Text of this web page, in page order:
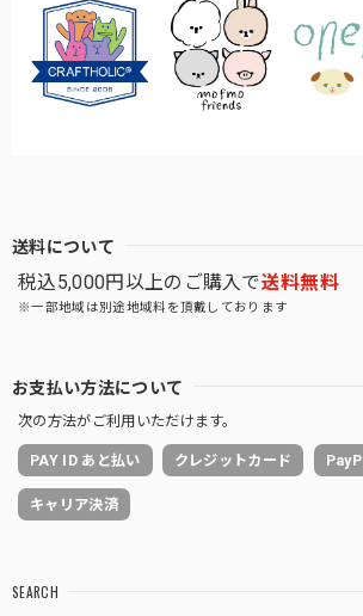
送料について
税込5,000円以上のご購入で送料無料
※一部地域は別途地域料を頂戴しております
お支払い方法について
次の方法がご利用いただけます。
PAY ID あと払い クレジットカード
キャリア決済
SEARCH